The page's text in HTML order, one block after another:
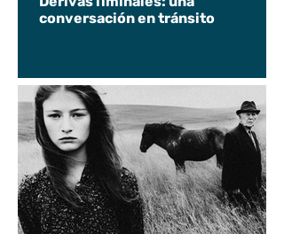
conversación en tránsito